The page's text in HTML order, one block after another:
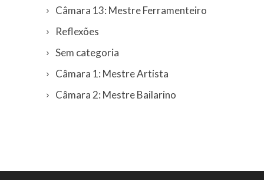
Câmara 13: Mestre Ferramenteiro
Reflexões
Sem categoria
Câmara 1: Mestre Artista
Câmara 2: Mestre Bailarino